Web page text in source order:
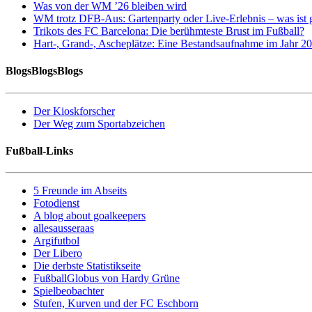
Was von der WM ’26 bleiben wird
WM trotz DFB-Aus: Gartenparty oder Live-Erlebnis – was ist
Trikots des FC Barcelona: Die berühmteste Brust im Fußball?
Hart-, Grand-, Ascheplätze: Eine Bestandsaufnahme im Jahr
BlogsBlogsBlogs
Der Kioskforscher
Der Weg zum Sportabzeichen
Fußball-Links
5 Freunde im Abseits
Fotodienst
A blog about goalkeepers
allesausseraas
Argifutbol
Der Libero
Die derbste Statistikseite
FußballGlobus von Hardy Grüne
Spielbeobachter
Stufen, Kurven und der FC Eschborn